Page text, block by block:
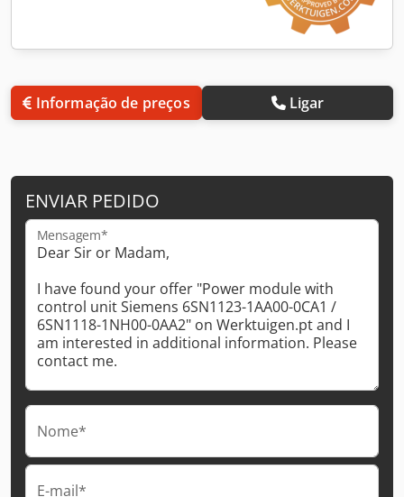
Informação de preços Ligar
ENVIAR PEDIDO
Mensagem*
Nome*
E-mail*